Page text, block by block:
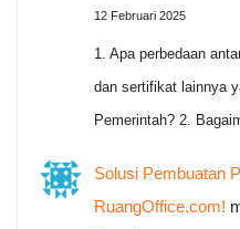
12 Februari 2025
1. Apa perbedaan
dan sertifikat lainnya
Pemerintah? 2.
Solusi Pembuatan
RuangOffice.com!